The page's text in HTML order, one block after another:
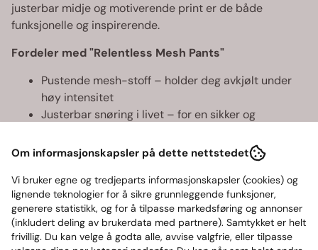
justerbar midje og motiverende print er de både
funksjonelle og inspirerende.
Fordeler med "Relentless Mesh Pants"
Pustende mesh-stoff – holder deg avkjølt under
høy intensitet
Justerbar snøring i livet – for en sikker og
Praktiske glidelåslommer – trygg oppbevaring
Normal passform – gir god bevegelsesfrihet til alle
øvelser
Relentless-trykk på benet – symbol på din
dedikasjon og driv
Om informasjonskapsler på dette nettstedet
Vi bruker egne og tredjeparts informasjonskapsler (cookies) og
lignende teknologier for å sikre grunnleggende funksjoner,
generere statistikk, og for å tilpasse markedsføring og annonser
(inkludert deling av brukerdata med partnere). Samtykket er helt
frivillig. Du kan velge å godta alle, avvise valgfrie, eller tilpasse